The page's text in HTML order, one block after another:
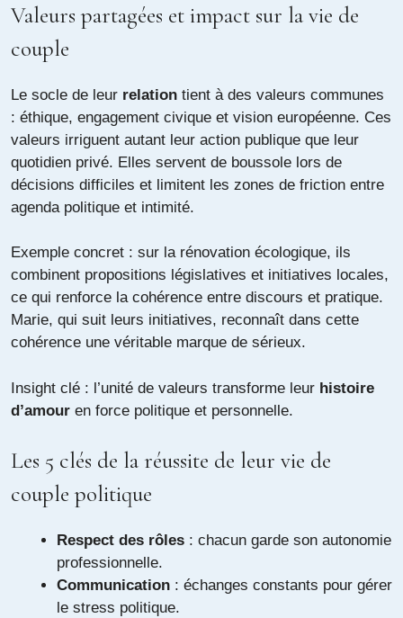
Valeurs partagées et impact sur la vie de
couple
Le socle de leur relation tient à des valeurs communes
: éthique, engagement civique et vision européenne. Ces
valeurs irriguent autant leur action publique que leur
quotidien privé. Elles servent de boussole lors de
décisions difficiles et limitent les zones de friction entre
agenda politique et intimité.
Exemple concret : sur la rénovation écologique, ils
combinent propositions législatives et initiatives locales,
ce qui renforce la cohérence entre discours et pratique.
Marie, qui suit leurs initiatives, reconnaît dans cette
cohérence une véritable marque de sérieux.
Insight clé : l’unité de valeurs transforme leur histoire
d’amour en force politique et personnelle.
Les 5 clés de la réussite de leur vie de
couple politique
Respect des rôles : chacun garde son autonomie
professionnelle.
Communication : échanges constants pour gérer
le stress politique.